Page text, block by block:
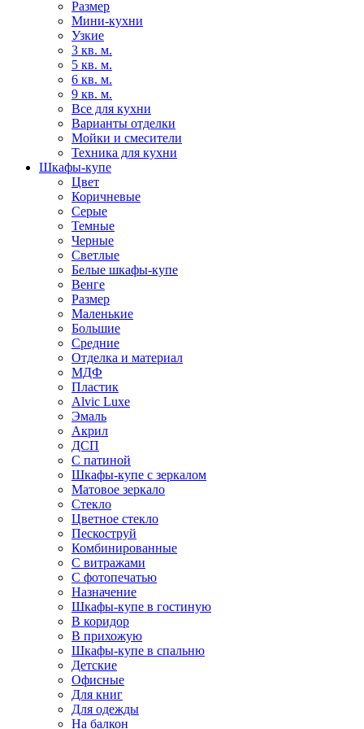
Размер
Мини-кухни
Узкие
3 кв. м.
5 кв. м.
6 кв. м.
9 кв. м.
Все для кухни
Варианты отделки
Мойки и смесители
Техника для кухни
Шкафы-купе
Цвет
Коричневые
Серые
Темные
Черные
Светлые
Белые шкафы-купе
Венге
Размер
Маленькие
Большие
Средние
Отделка и материал
МДФ
Пластик
Alvic Luxe
Эмаль
Акрил
ДСП
С патиной
Шкафы-купе с зеркалом
Матовое зеркало
Стекло
Цветное стекло
Пескоструй
Комбинированные
С витражами
С фотопечатью
Назначение
Шкафы-купе в гостиную
В коридор
В прихожую
Шкафы-купе в спальню
Детские
Офисные
Для книг
Для одежды
На балкон